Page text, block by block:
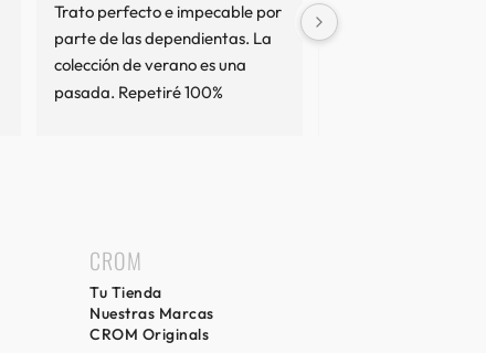
Trato perfecto e impecable por
parte de las dependientas. La
colección de verano es una
pasada. Repetiré 100%
No termino de
resto de opiniones...
CROM
Tu Tienda
Nuestras Marcas
CROM Originals